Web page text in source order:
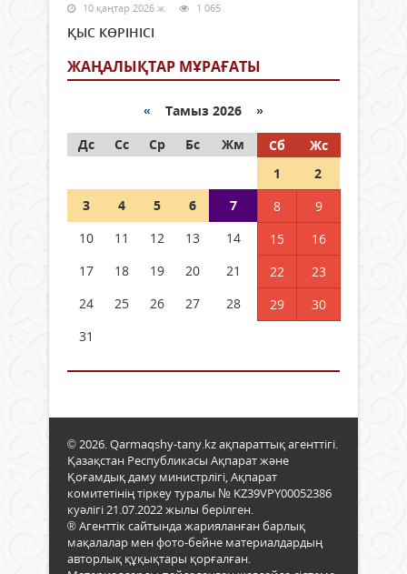
10 қаңтар 2026 ж. 1 065
ҚЫС КӨРІНІСІ
ЖАҢАЛЫҚТАР МҰРАҒАТЫ
« Тамыз 2026 »
Дс
Сс Ср Бс Жм Сб
Жс
1
2
3
4 5 6 7 8
9
10
11 12 13 14 15
16
17
18 19 20 21 22
23
24
25 26 27 28 29
30
31
© 2026. Qarmaqshy-tany.kz ақпараттық агенттігі.
Қазақстан Республикасы Ақпарат және
Қоғамдық даму министрлігі, Ақпарат
комитетінің тіркеу туралы № KZ39VPY00052386
куәлігі 21.07.2022 жылы берілген.
® Агенттік сайтында жарияланған барлық
мақалалар мен фото-бейне материалдардың
авторлық құқықтары қорғалған.